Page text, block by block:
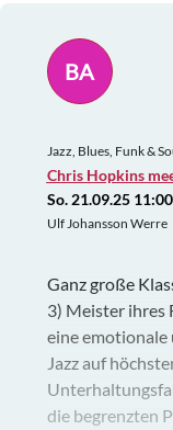
BA
Jazz, Blues, Funk &
Chris Hopkins
So. 21.09.25 11:00
Ulf Johansson Werre
Ganz große
3) Meister ihres
eine emotionale
Jazz auf
die begrenzten